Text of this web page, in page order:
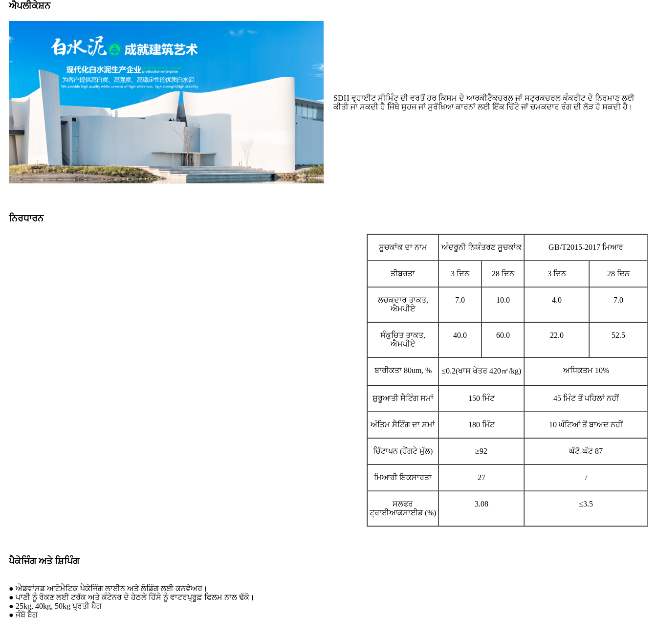
ਐਪਲੀਕੇਸ਼ਨ
SDH ਵ੍ਹਾਈਟ ਸੀਮਿੰਟ ਦੀ ਵਰਤੋਂ ਹਰ ਕਿਸਮ ਦੇ ਆਰਕੀਟੈਕਚਰਲ ਜਾਂ ਸਟ੍ਰਕਚਰਲ ਕੰਕਰੀਟ ਦੇ ਨਿਰਮਾਣ ਲਈ
ਕੀਤੀ ਜਾ ਸਕਦੀ ਹੈ ਜਿੱਥੇ ਸੁਹਜ ਜਾਂ ਸੁਰੱਖਿਆ ਕਾਰਨਾਂ ਲਈ ਇੱਕ ਚਿੱਟੇ ਜਾਂ ਚਮਕਦਾਰ ਰੰਗ ਦੀ ਲੋੜ ਹੋ ਸਕਦੀ ਹੈ।
ਨਿਰਧਾਰਨ
ਸੂਚਕਾਂਕ ਦਾ ਨਾਮ ਅੰਦਰੂਨੀ ਨਿਯੰਤਰਣ ਸੂਚਕਾਂਕ GB/T2015-2017 ਮਿਆਰ
ਤੀਬਰਤਾ 3 ਦਿਨ 28 ਦਿਨ 3 ਦਿਨ 28 ਦਿਨ
ਲਚਕਦਾਰ ਤਾਕਤ,
ਐਮਪੀਏ
7.0 10.0 4.0 7.0
ਸੰਕੁਚਿਤ ਤਾਕਤ,
ਐਮਪੀਏ
40.0 60.0 22.0 52.5
ਬਾਰੀਕਤਾ 80um, % ≤0.2(ਖਾਸ ਖੇਤਰ 420㎡/kg) ਅਧਿਕਤਮ 10%
ਸ਼ੁਰੂਆਤੀ ਸੈਟਿੰਗ ਸਮਾਂ 150 ਮਿੰਟ 45 ਮਿੰਟ ਤੋਂ ਪਹਿਲਾਂ ਨਹੀਂ
ਅੰਤਿਮ ਸੈਟਿੰਗ ਦਾ ਸਮਾਂ 180 ਮਿੰਟ 10 ਘੰਟਿਆਂ ਤੋਂ ਬਾਅਦ ਨਹੀਂ
ਚਿੱਟਾਪਨ (ਹੇਂਗਟੇ ਮੁੱਲ) ≥92 ਘੱਟੋ-ਘੱਟ 87
ਮਿਆਰੀ ਇਕਸਾਰਤਾ 27 /
ਸਲਫਰ
ਟ੍ਰਾਈਆਕਸਾਈਡ (%)
3.08 ≤3.5
ਪੈਕੇਜਿੰਗ ਅਤੇ ਸ਼ਿਪਿੰਗ
● ਐਡਵਾਂਸਡ ਆਟੋਮੈਟਿਕ ਪੈਕੇਜਿੰਗ ਲਾਈਨ ਅਤੇ ਲੋਡਿੰਗ ਲਈ ਕਨਵੇਅਰ।
● ਪਾਣੀ ਨੂੰ ਰੋਕਣ ਲਈ ਟਰੱਕ ਅਤੇ ਕੰਟੇਨਰ ਦੇ ਹੇਠਲੇ ਹਿੱਸੇ ਨੂੰ ਵਾਟਰਪ੍ਰੂਫ਼ ਫਿਲਮ ਨਾਲ ਢੱਕੋ।
● 25kg, 40kg, 50kg ਪ੍ਰਤੀ ਬੈਗ
● ਜੰਬੋ ਬੈਗ